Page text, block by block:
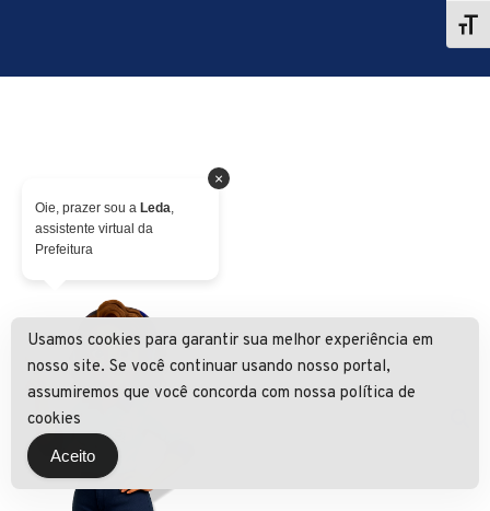
×
Oie, prazer sou a Leda,
assistente virtual da
Prefeitura
Usamos cookies para garantir sua melhor experiência em
nosso site. Se você continuar usando nosso portal,
assumiremos que você concorda com nossa política de
cookies
Aceito